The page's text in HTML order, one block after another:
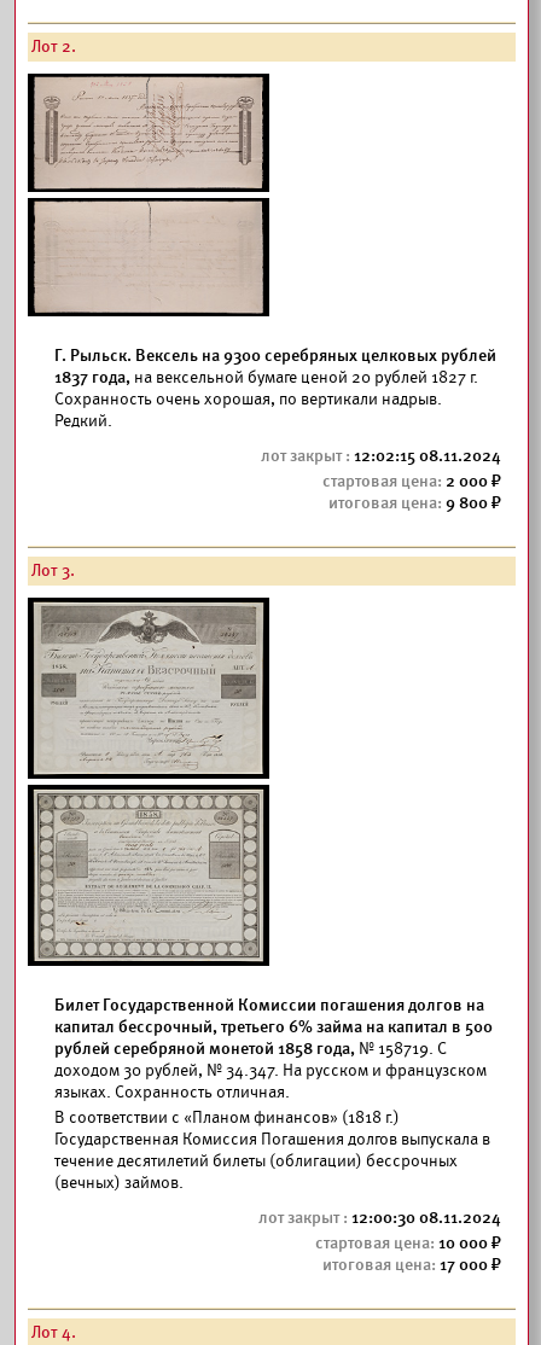
Лот 2.
Г. Рыльск. Вексель на 9300 серебряных целковых рублей
1837 года, на вексельной бумаге ценой 20 рублей 1827 г.
Сохранность очень хорошая, по вертикали надрыв.
Редкий.
12:02:15 08.11.2024
2 000
9 800
Лот 3.
Билет Государственной Комиссии погашения долгов на
капитал бессрочный, третьего 6% займа на капитал в 500
рублей серебряной монетой 1858 года, № 158719. С
доходом 30 рублей, № 34.347. На русском и французском
языках. Сохранность отличная.
В соответствии с «Планом финансов» (1818 г.)
Государственная Комиссия Погашения долгов выпускала в
течение десятилетий билеты (облигации) бессрочных
(вечных) займов.
12:00:30 08.11.2024
10 000
17 000
Лот 4.